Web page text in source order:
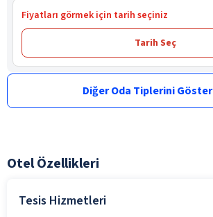
Fiyatları görmek için tarih seçiniz
Tarih Seç
Diğer Oda Tiplerini Göster
Otel Özellikleri
Tesis Hizmetleri